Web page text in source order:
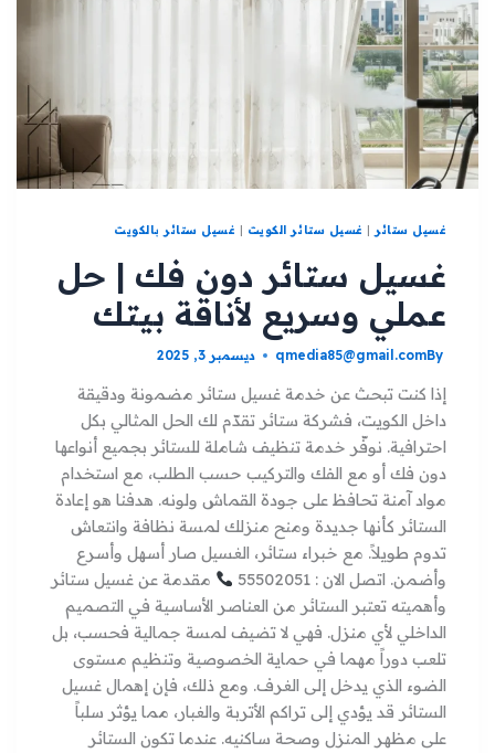
غسيل ستائر|غسيل ستائر الكويت|غسيل ستائر بالكويت
غسيل ستائر دون فك | حل
عملي وسريع لأناقة بيتك
By
qmedia85@gmail.com ديسمبر 3, 2025
إذا كنت تبحث عن خدمة غسيل ستائر مضمونة ودقيقة
داخل الكويت، فشركة ستائر تقدّم لك الحل المثالي بكل
احترافية. نوفّر خدمة تنظيف شاملة للستائر بجميع أنواعها
دون فك أو مع الفك والتركيب حسب الطلب، مع استخدام
مواد آمنة تحافظ على جودة القماش ولونه. هدفنا هو إعادة
الستائر كأنها جديدة ومنح منزلك لمسة نظافة وانتعاش
تدوم طويلاً. مع خبراء ستائر، الغسيل صار أسهل وأسرع
وأضمن. اتصل الان : 55502051
مقدمة عن غسيل ستائر
وأهميته تعتبر الستائر من العناصر الأساسية في التصميم
الداخلي لأي منزل. فهي لا تضيف لمسة جمالية فحسب، بل
تلعب دوراً مهما في حماية الخصوصية وتنظيم مستوى
الضوء الذي يدخل إلى الغرف. ومع ذلك، فإن إهمال غسيل
الستائر قد يؤدي إلى تراكم الأتربة والغبار، مما يؤثر سلباً
على مظهر المنزل وصحة ساكنيه. عندما تكون الستائر